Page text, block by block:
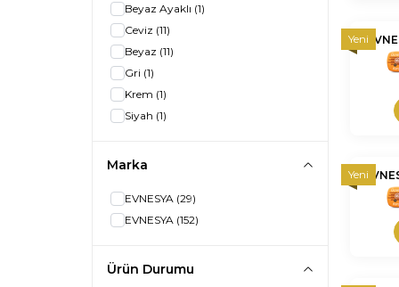
Beyaz Ayaklı (1)
Ceviz (11)
Beyaz (11)
Gri (1)
Krem (1)
Siyah (1)
Marka
EVNESYA (29)
EVNESYA (152)
Ürün Durumu
Yeni
Yeni